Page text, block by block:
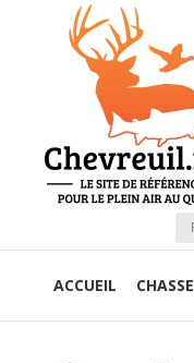
ACCUEIL CHASSE